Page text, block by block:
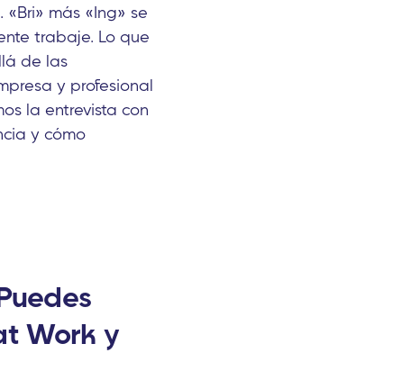
más «Ing» se
trabaje. Lo que
de las
y profesional
la entrevista con
y cómo
Work y